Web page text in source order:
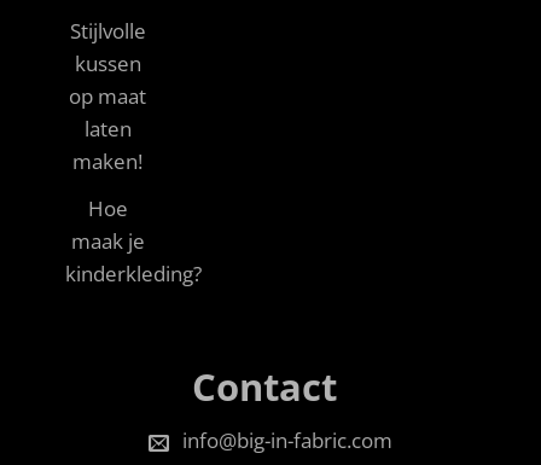
Stijlvolle
kussen
op maat
laten
maken!
Hoe
maak je
kinderkleding?
Contact
info@big-in-fabric.com